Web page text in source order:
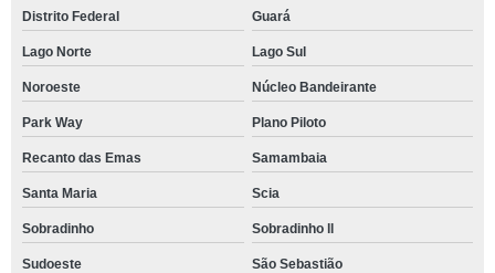
Distrito Federal Guará
Lago Norte Lago Sul
Noroeste Núcleo Bandeirante
Park Way Plano Piloto
Recanto das Emas Samambaia
Santa Maria Scia
Sobradinho Sobradinho ll
Sudoeste São Sebastião